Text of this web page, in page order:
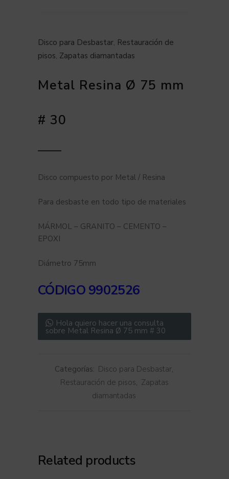
Disco para Desbastar, Restauración de
pisos, Zapatas diamantadas
Metal Resina Ø 75 mm
# 30
Disco compuesto por Metal / Resina
Para desbaste en todo tipo de materiales
MÁRMOL – GRANITO – CEMENTO –
EPOXI
Diámetro 75mm
CÓDIGO9902526
Hola quiero hacer una consulta
sobre Metal Resina Ø 75 mm # 30
Categorías: Disco para Desbastar,
Restauración de pisos, Zapatas
diamantadas
Related products